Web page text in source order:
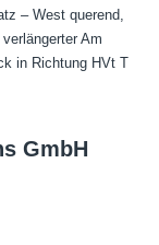
– West querend,
Am
in Richtung HVt T
GmbH